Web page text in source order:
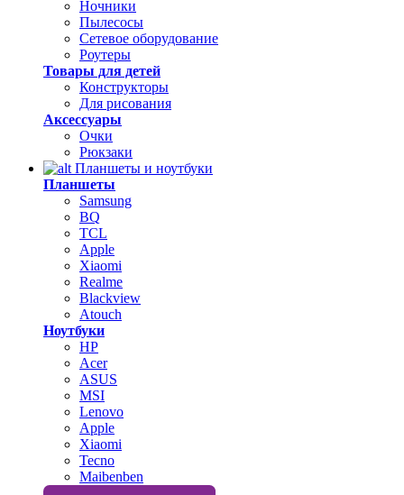
Ночники
Пылесосы
Сетевое оборудование
Роутеры
Товары для детей
Конструкторы
Для рисования
Аксессуары
Очки
Рюкзаки
Планшеты и ноутбуки
Планшеты
Samsung
BQ
TCL
Apple
Xiaomi
Realme
Blackview
Atouch
Ноутбуки
HP
Acer
ASUS
MSI
Lenovo
Apple
Xiaomi
Tecno
Maibenben